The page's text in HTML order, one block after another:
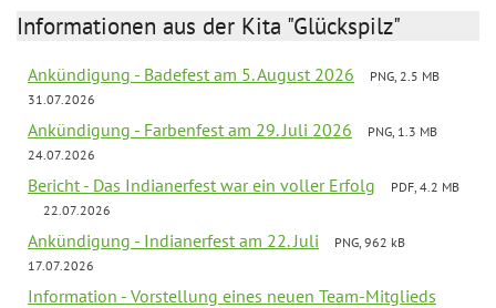
Informationen aus der Kita "Glückspilz"
Ankündigung - Badefest am 5. August 2026
PNG, 2.5 MB
31.07.2026
Ankündigung - Farbenfest am 29. Juli 2026
PNG, 1.3 MB
24.07.2026
Bericht - Das Indianerfest war ein voller Erfolg
PDF, 4.2 MB
22.07.2026
Ankündigung - Indianerfest am 22. Juli
PNG, 962 kB
17.07.2026
Information - Vorstellung eines neuen Team-Mitglieds